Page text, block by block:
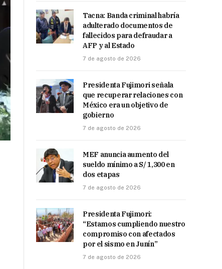
Tacna: Banda criminal habría
adulterado documentos de
fallecidos para defraudar a
AFP y al Estado
7 de agosto de 2026
Presidenta Fujimori señala
que recuperar relaciones con
México era un objetivo de
gobierno
7 de agosto de 2026
MEF anuncia aumento del
sueldo mínimo a S/ 1,300 en
dos etapas
7 de agosto de 2026
Presidenta Fujimori:
“Estamos cumpliendo nuestro
compromiso con afectados
por el sismo en Junín”
7 de agosto de 2026